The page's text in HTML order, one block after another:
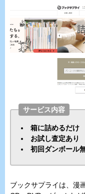
サービス内容
箱に詰めるだけ
お試し査定あり
初回ダンボール
ブックサプライは、漫